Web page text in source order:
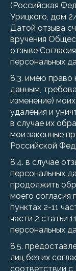
(Российская
Урицкого, дом
Датой отзыва
вручения
отзыве
персональных
8.3. имею право
данным,
изменение)
удаления и
в случае их
мои законные
Российской
8.4. в случае
персональных
продолжить
моего согласия
пунктах 2-11
части 2 статьи
персональных
8.5.
лиц без их
соответствии